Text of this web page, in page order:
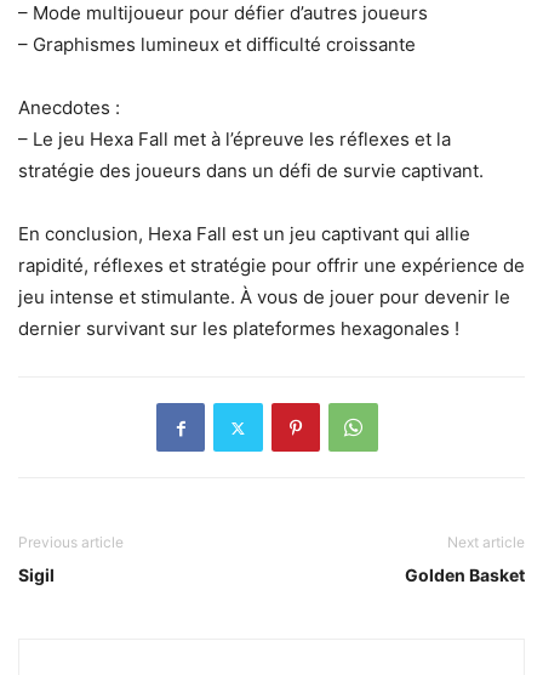
– Mode multijoueur pour défier d’autres joueurs
– Graphismes lumineux et difficulté croissante
Anecdotes :
– Le jeu Hexa Fall met à l’épreuve les réflexes et la
stratégie des joueurs dans un défi de survie captivant.
En conclusion, Hexa Fall est un jeu captivant qui allie
rapidité, réflexes et stratégie pour offrir une expérience de
jeu intense et stimulante. À vous de jouer pour devenir le
dernier survivant sur les plateformes hexagonales !
Previous article
Sigil
Next article
Golden Basket